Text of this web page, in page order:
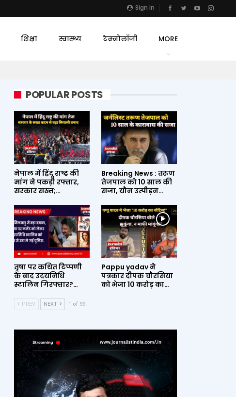
Sign In
शिक्षा स्वास्थ्य टेक्नोलॉजी MORE
POPULAR POSTS
नेपाल में हिंदू राष्ट्र की
मांग ने पकड़ी रफ्तार,
सरकार सख्त;…
Breaking News : तरुण
तेजपाल को 10 साल की
सजा, यौन उत्पीड़न…
तृषा पर कथित टिप्पणी
के बाद उदयनिधि
स्टालिन गिरफ्तार?…
Pappu yadav ने
पत्रकार दीपक चौरसिया
को भेजा 10 करोड़ का…
PREV NEXT 1 of 99